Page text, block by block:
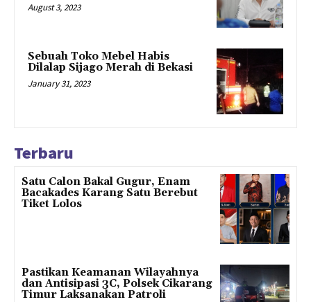
August 3, 2023
Sebuah Toko Mebel Habis
Dilalap Sijago Merah di Bekasi
January 31, 2023
Terbaru
Satu Calon Bakal Gugur, Enam
Bacakades Karang Satu Berebut
Tiket Lolos
Pastikan Keamanan Wilayahnya
dan Antisipasi 3C, Polsek Cikarang
Timur Laksanakan Patroli